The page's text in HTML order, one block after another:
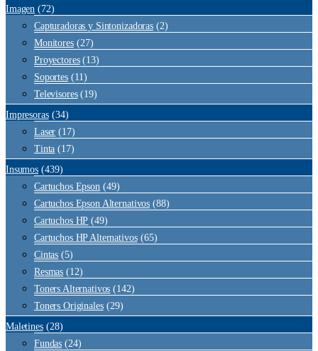
Imagen (72)
Capturadoras y Sintonizadoras (2)
Monitores (27)
Proyectores (13)
Soportes (11)
Televisores (19)
Impresoras (34)
Laser (17)
Tinta (17)
Insumos (439)
Cartuchos Epson (49)
Cartuchos Epson Alternativos (88)
Cartuchos HP (49)
Cartuchos HP Alternativos (65)
Cintas (5)
Resmas (12)
Toners Alternativos (142)
Toners Originales (29)
Maletines (28)
Fundas (24)